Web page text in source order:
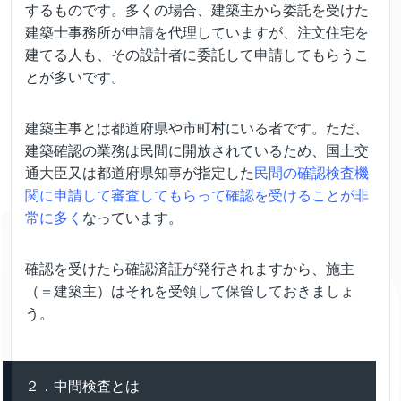
するものです。多くの場合、建築主から委託を受けた
建築士事務所が申請を代理していますが、注文住宅を
建てる人も、その設計者に委託して申請してもらうこ
とが多いです。
建築主事とは都道府県や市町村にいる者です。ただ、
建築確認の業務は民間に開放されているため、国土交
通大臣又は都道府県知事が指定した 民間の確認検査機
関に申請して審査してもらって確認を受けることが非
常に多く なっています。
確認を受けたら確認済証が発行されますから、施主
（＝建築主）はそれを受領して保管しておきましょ
う。
２．中間検査とは